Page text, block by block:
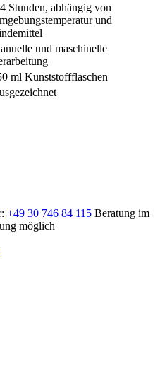
Stunden, abhängig von
und
und maschinelle
ml Kunststoffflaschen
+49 30 746 84 115 Beratung im
möglich